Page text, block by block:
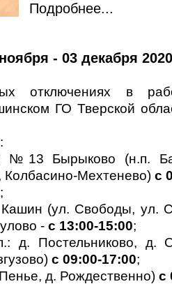
Подробнее...
- 03 декабря 2020
отключениях в
ГО Тверской
Бырыково (н.п.
Колбасино-Мехтенево) с
;
(ул. Свободы, ул.
- с 13:00-15:00;
Постельниково, д.
с 09:00-17:00;
д. Рождественно) с